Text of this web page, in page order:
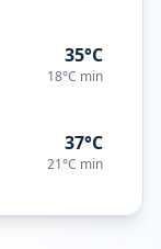
35°C
18°C min
37°C
21°C min